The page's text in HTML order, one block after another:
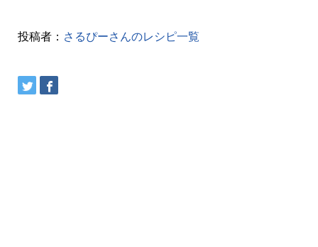
投稿者： さるぴーさんのレシピ一覧